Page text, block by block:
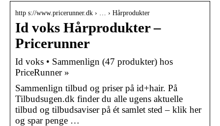
http s://www.pricerunner.dk › … › Hårprodukter
Id voks Hårprodukter –
Pricerunner
Id voks • Sammenlign (47 produkter) hos
PriceRunner »
Sammenlign tilbud og priser på id+hair. På
Tilbudsugen.dk finder du alle ugens aktuelle
tilbud og tilbudsaviser på ét samlet sted – klik her
og spar penge …